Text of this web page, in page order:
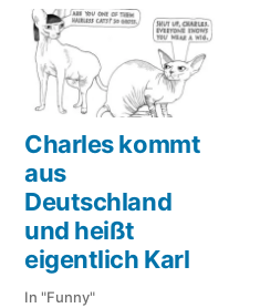
Charles kommt
aus
Deutschland
und heißt
eigentlich Karl
In "Funny"